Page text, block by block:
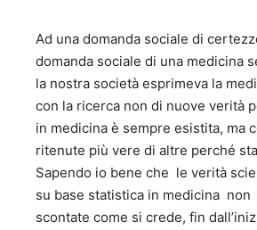
Ad una domanda sociale di
domanda sociale di una medicina
la nostra società esprimeva la
con la ricerca non di nuove verità
in medicina è sempre esistita, ma
ritenute più vere di altre perché
Sapendo io bene che le verità
su base statistica in medicina non
scontate come si crede, fin